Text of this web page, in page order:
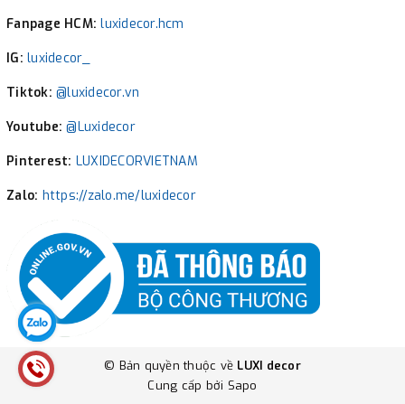
Fanpage HCM:luxidecor.hcm
IG: luxidecor_
Tiktok: @luxidecor.vn
Youtube:@Luxidecor
Pinterest: LUXIDECORVIETNAM
Zalo: https://zalo.me/luxidecor
© Bản quyền thuộc về LUXI decor
Cung cấp bởi Sapo